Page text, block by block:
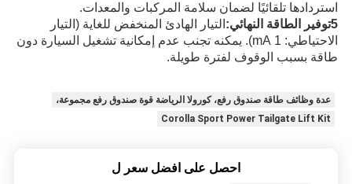
استردادها تلقائيًا لضمان سلامة المركبات والمعدات.
5توفير الطاقة النهائي:
التيار الهادئ المنخفض للغاية (التيار
الاحتياطي: 1 mA). يمكنه تجنب عدم إمكانية تشغيل السيارة دون
طاقة بسبب الوقوف لفترة طويلة.
عدة وظائف طاقة صندوق رفع، كورولا الرياضة قوة صندوق رفع مجموعة،
Corolla Sport Power Tailgate Lift Kit
احصل على افضل سعر ل